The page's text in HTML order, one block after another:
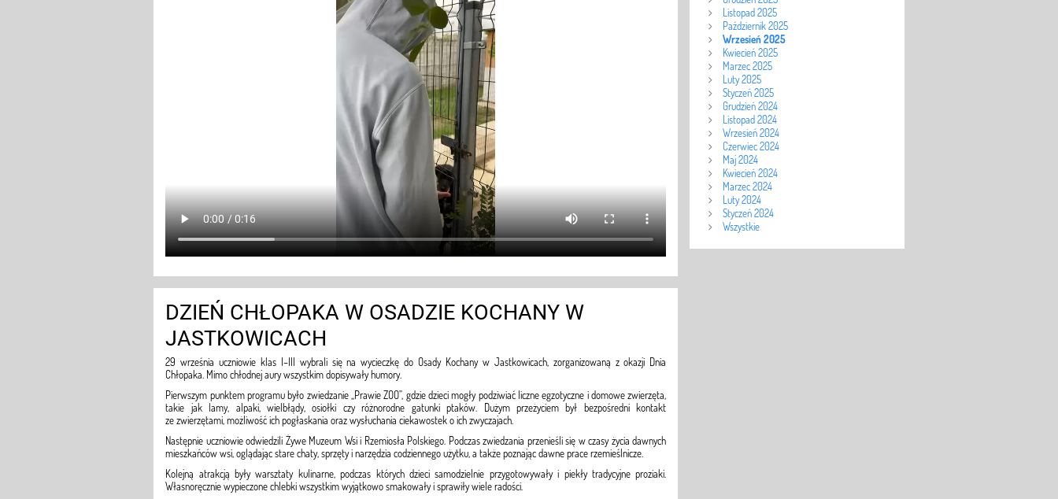
DZIEŃ CHŁOPAKA W OSADZIE KOCHANY W
JASTKOWICACH
29 września uczniowie klas I–III wybrali się na wycieczkę do Osady Kochany w Jastkowicach, zorganizowaną z okazji Dnia
Chłopaka. Mimo chłodnej aury wszystkim dopisywały humory.
Pierwszym punktem programu było zwiedzanie „Prawie ZOO”, gdzie dzieci mogły podziwiać liczne egzotyczne i domowe zwierzęta,
takie jak lamy, alpaki, wielbłądy, osiołki czy różnorodne gatunki ptaków. Dużym przeżyciem był bezpośredni kontakt
ze zwierzętami, możliwość ich pogłaskania oraz wysłuchania ciekawostek o ich zwyczajach.
Następnie uczniowie odwiedzili Żywe Muzeum Wsi i Rzemiosła Polskiego. Podczas zwiedzania przenieśli się w czasy życia dawnych
mieszkańców wsi, oglądając stare chaty, sprzęty i narzędzia codziennego użytku, a także poznając dawne prace rzemieślnicze.
Kolejną atrakcją były warsztaty kulinarne, podczas których dzieci samodzielnie przygotowywały i piekły tradycyjne proziaki.
Własnoręcznie wypieczone chlebki wszystkim wyjątkowo smakowały i sprawiły wiele radości.
Listopad 2025
Październik 2025
Wrzesień 2025
Kwiecień 2025
Marzec 2025
Luty 2025
Styczeń 2025
Grudzień 2024
Listopad 2024
Wrzesień 2024
Czerwiec 2024
Maj 2024
Kwiecień 2024
Marzec 2024
Luty 2024
Styczeń 2024
Wszystkie